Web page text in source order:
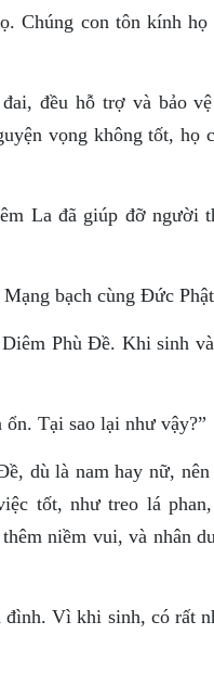
Chúng con tôn kính họ
đều hỗ trợ và bảo
vọng không tốt, họ
La đã giúp đỡ người
bạch cùng Ðức
Phù Ðề. Khi sinh
Tại sao lại như vậy?”
dù là nam hay nữ, nên
tốt, như treo lá
niềm vui, và nhân
đình. Vì khi sinh, có rất